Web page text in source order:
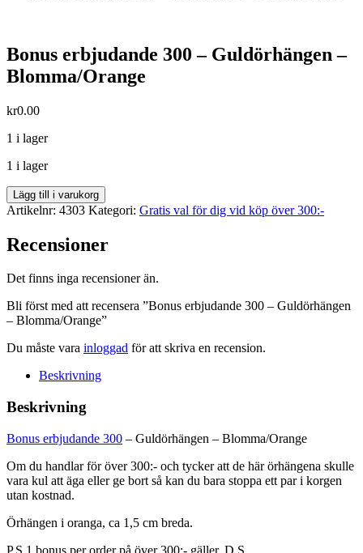
Bonus erbjudande 300 – Guldörhängen –
Blomma/Orange
kr0.00
1 i lager
1 i lager
Bonus
erbjudande
-
Guldörhängen
Blomma/Orange
Lägg till i varukorg
Artikelnr: 4303 Kategori: Gratis val för dig vid köp över 300:-
Recensioner
Det finns inga recensioner än.
Bli först med att recensera ”Bonus erbjudande 300 – Guldörhängen
– Blomma/Orange”
Du måste vara inloggad för att skriva en recension.
Beskrivning
Beskrivning
Bonus erbjudande 300 – Guldörhängen – Blomma/Orange
Om du handlar för över 300:- och tycker att de här örhängena skulle
vara kul att äga eller ge bort så kan du bara stoppa ett par i korgen
utan kostnad.
Örhängen i oranga, ca 1,5 cm breda.
P.S 1 bonus per order på över 300:- gäller. D.S